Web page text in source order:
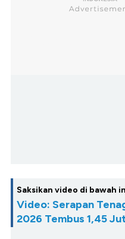
Saksikan video di bawah
Video: Serapan
2026 Tembus 1,45